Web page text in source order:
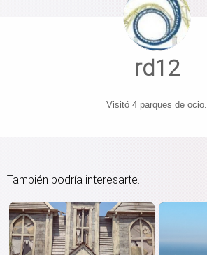
rd12
Visitó 4 parques de ocio.
También podría interesarte...